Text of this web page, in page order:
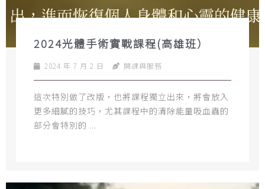
2024光體手術實戰課程(高雄班）
2024 年 7 月 2 日 開課與服務
這次特別做了改版，也將課程獨立出來，將會放入
更多細膩的技巧，尤其課程中的清除能量吸血蟲的
部分會特別的 ...